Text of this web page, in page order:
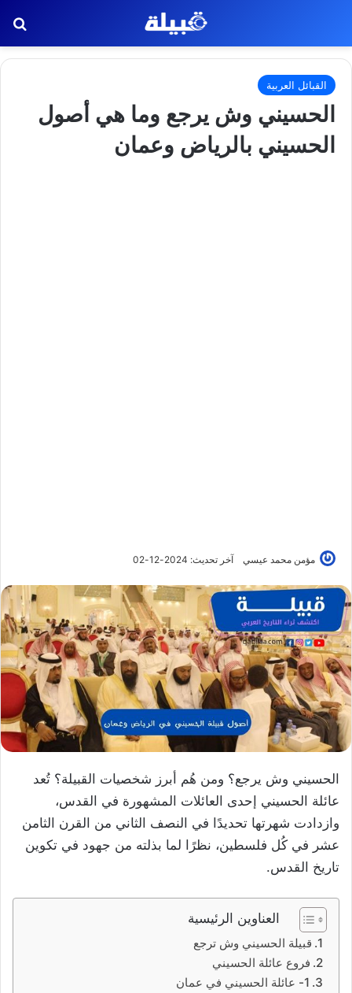
القبائل العربية
الحسيني وش يرجع وما هي أصول
الحسيني بالرياض وعمان
مؤمن محمد عيسي آخر تحديث: 2024-12-02
الحسيني وش يرجع؟ ومن هُم أبرز شخصيات القبيلة؟ تُعد
عائلة الحسيني إحدى العائلات المشهورة في القدس،
وازدادت شهرتها تحديدًا في النصف الثاني من القرن الثامن
عشر في كُل فلسطين، نظرًا لما بذلته من جهود في تكوين
تاريخ القدس.
العناوين الرئيسية
قبيلة الحسيني وش ترجع
فروع عائلة الحسيني
1- عائلة الحسيني في عمان